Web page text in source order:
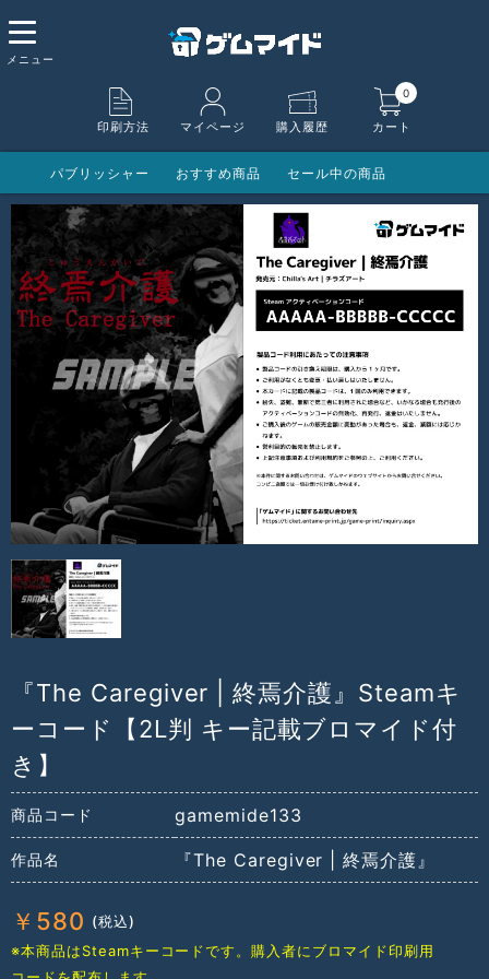
印刷方法 マイページ 購入履歴 カート
0
パブリッシャー おすすめ商品 セール中の商品
『The Caregiver | 終焉介護』Steamキ
ーコード【2L判 キー記載ブロマイド付
き】
商品コード gamemide133
作品名 『The Caregiver | 終焉介護』
￥ 580
※本商品はSteamキーコードです。購入者にブロマイド印刷用